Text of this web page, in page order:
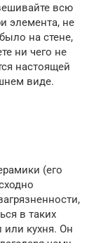
всю
элемента, не
на стене,
ни чего не
настоящей
виде.
(его
в таких
или кухня. Он